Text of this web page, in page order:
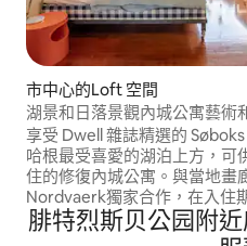
市中心的Loft 空間
湖景和日落景觀內城公寓藝術
享受 Dwell 雜誌精選的
哈根最受喜愛的湖泊上方，可
住的修復內城公寓。與當地畫
Nordvaerk獨家合作，在入住
興丹麥藝術家。從俯瞰城市的
欣賞日出和日落。距離頂級博
腓特烈斯贝公园附